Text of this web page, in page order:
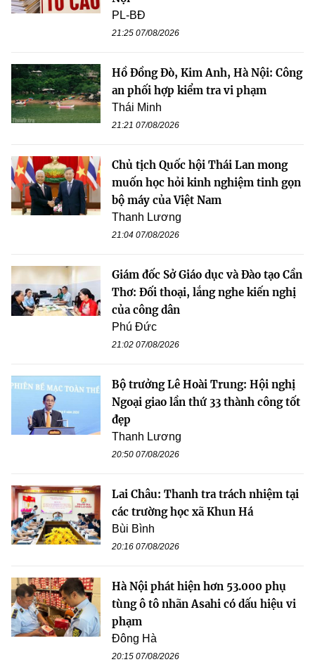
PL-BĐ
21:25 07/08/2026
Hồ Đồng Đò, Kim Anh, Hà Nội: Công
an phối hợp kiểm tra vi phạm
Thái Minh
21:21 07/08/2026
Chủ tịch Quốc hội Thái Lan mong
muốn học hỏi kinh nghiệm tinh gọn
bộ máy của Việt Nam
Thanh Lương
21:04 07/08/2026
Giám đốc Sở Giáo dục và Đào tạo Cần
Thơ: Đối thoại, lắng nghe kiến nghị
của công dân
Phú Đức
21:02 07/08/2026
Bộ trưởng Lê Hoài Trung: Hội nghị
Ngoại giao lần thứ 33 thành công tốt
đẹp
Thanh Lương
20:50 07/08/2026
Lai Châu: Thanh tra trách nhiệm tại
các trường học xã Khun Há
Bùi Bình
20:16 07/08/2026
Hà Nội phát hiện hơn 53.000 phụ
tùng ô tô nhãn Asahi có dấu hiệu vi
phạm
Đông Hà
20:15 07/08/2026